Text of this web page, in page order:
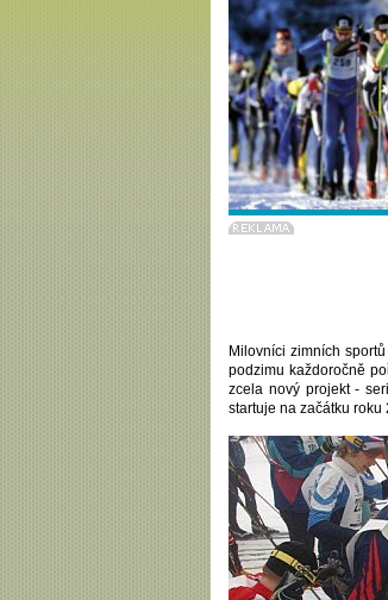
Milovníci zimních
podzimu každoročně
zcela nový projekt -
startuje na začátku roku